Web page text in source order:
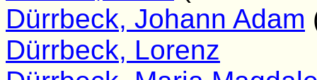
Dürrbeck, Johann Adam
Dürrbeck, Lorenz